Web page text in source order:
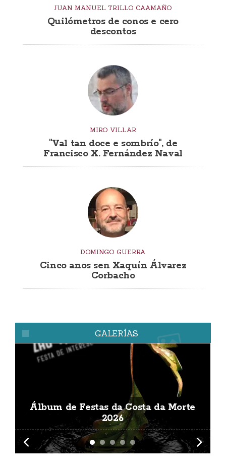
JUAN MANUEL TRILLO CAAMAÑO
Quilómetros de conos e cero
descontos
MIRO VILLAR
"Val tan doce e sombrío", de
Francisco X. Fernández Naval
DOMINGO GUERRA
Cinco anos sen Xaquín Álvarez
Corbacho
GALERÍAS
Álbum de Festas da Costa da Morte
2026